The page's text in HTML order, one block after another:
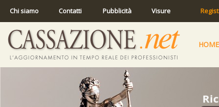
Chi siamo Contatti Pubblicità Visure
HOME